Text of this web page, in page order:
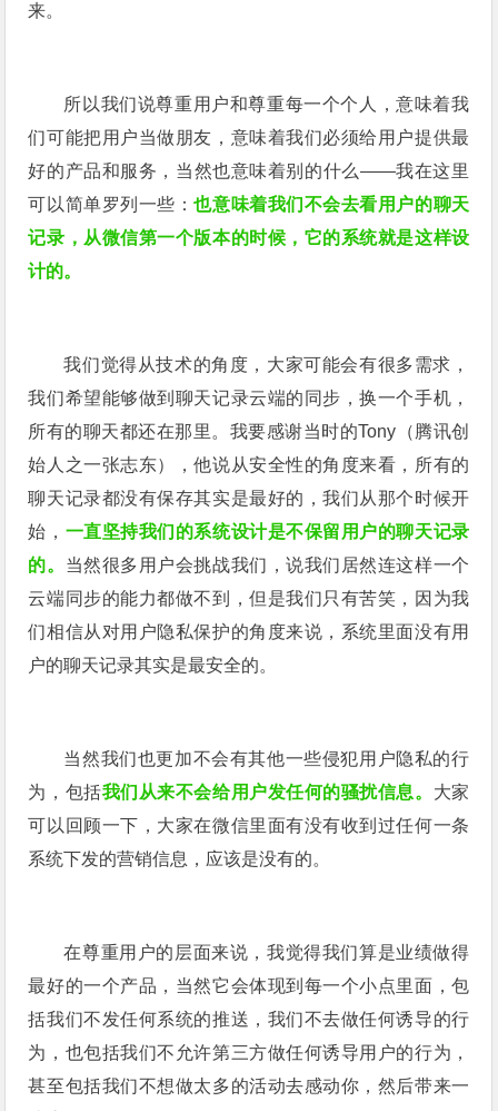
来。
所以我们说尊重用户和尊重每一个个人，意味着我
们可能把用户当做朋友，意味着我们必须给用户提供最
好的产品和服务，当然也意味着别的什么——我在这里
可以简单罗列一些：也意味着我们不会去看用户的聊天
记录，从微信第一个版本的时候，它的系统就是这样设
计的。
我们觉得从技术的角度，大家可能会有很多需求，
我们希望能够做到聊天记录云端的同步，换一个手机，
所有的聊天都还在那里。我要感谢当时的Tony（腾讯创
始人之一张志东），他说从安全性的角度来看，所有的
聊天记录都没有保存其实是最好的，我们从那个时候开
始， 一直坚持我们的系统设计是不保留用户的聊天记录
的。 当然很多用户会挑战我们，说我们居然连这样一个
云端同步的能力都做不到，但是我们只有苦笑，因为我
们相信从对用户隐私保护的角度来说，系统里面没有用
户的聊天记录其实是最安全的。
当然我们也更加不会有其他一些侵犯用户隐私的行
为，包括我们从来不会给用户发任何的骚扰信息。 大家
可以回顾一下，大家在微信里面有没有收到过任何一条
系统下发的营销信息，应该是没有的。
在尊重用户的层面来说，我觉得我们算是业绩做得
最好的一个产品，当然它会体现到每一个小点里面，包
括我们不发任何系统的推送，我们不去做任何诱导的行
为，也包括我们不允许第三方做任何诱导用户的行为，
甚至包括我们不想做太多的活动去感动你，然后带来一